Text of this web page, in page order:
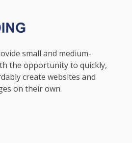
small and medium-
the opportunity to quickly,
create websites and
on their own.